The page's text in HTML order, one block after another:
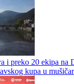
i preko 20 ekipa na
kupa u